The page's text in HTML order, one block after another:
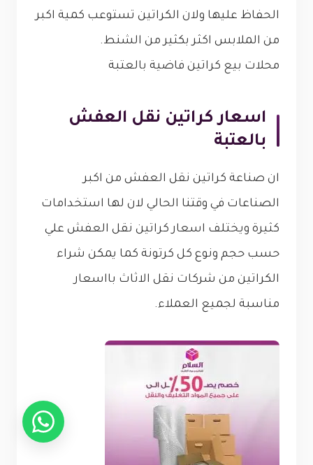
الحفاظ عليها ولان الكراتين تستوعب كمية اكبر
من الملابس اكثر بكثير من الشنط.
محلات بيع كراتين فاضية بالعتبة
اسعار كراتين نقل العفش
بالعتبة
ان صناعة كراتين نقل العفش من اكبر
الصناعات في وقتنا الحالي لان لها استخدامات
كثيرة ويختلف اسعار كراتين نقل العفش علي
حسب حجم ونوع كل كرتونة كما يمكن شراء
الكراتين من شركات نقل الاثاث بااسعار
مناسبة لجميع العملاء.